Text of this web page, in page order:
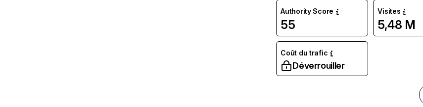
Authority Score
55
Visites
5,48 M
Coût du trafic
Déverrouiller